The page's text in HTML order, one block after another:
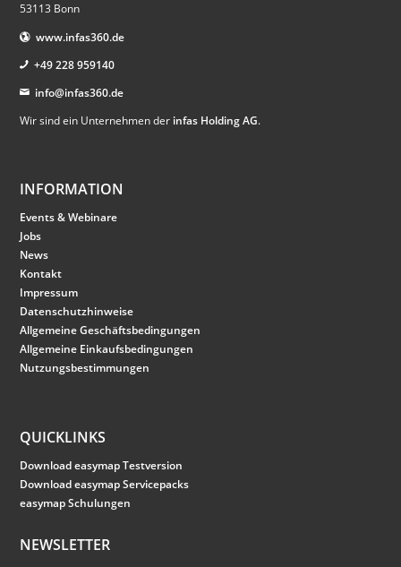
53113 Bonn
www.infas360.de
+49 228 959140
info@infas360.de
Wir sind ein Unternehmen der infas Holding AG.
INFORMATION
Events & Webinare
Jobs
News
Kontakt
Impressum
Datenschutzhinweise
Allgemeine Geschäftsbedingungen
Allgemeine Einkaufsbedingungen
Nutzungsbestimmungen
QUICKLINKS
Download easymap Testversion
Download easymap Servicepacks
easymap Schulungen
NEWSLETTER